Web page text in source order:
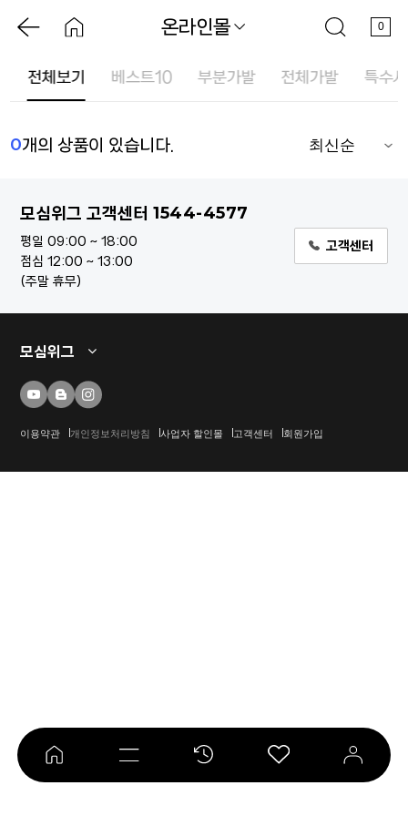
0
온라인몰
전체보기 베스트10 부분가발 전체가발 특수
0개의 상품이 있습니다.
모심위그 고객센터1544-4577
평일 09:00 ~ 18:00
점심 12:00 ~ 13:00
주말 휴무
고객센터
모심위그
이용약관 개인정보처리방침 사업자 할인몰 고객센터 회원가입